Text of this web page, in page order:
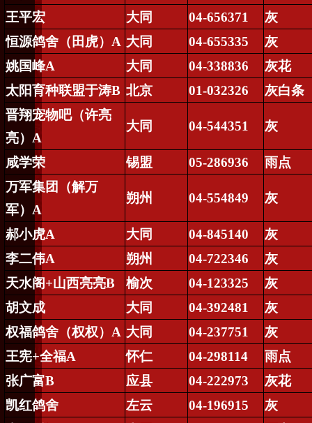
王平宏 大同 04-656371
灰
恒源鸽舍（田虎） A 大同 04-655335
灰
姚国峰A 大同 04-338836
灰花
太阳育种联盟于涛B 北京 01-032326
灰白条
晋翔宠物吧（许亮
亮） A
大同 04-544351 灰
咸学荣 锡盟 05-286936
雨点
万军集团（解万
军） A
朔州 04-554849 灰
郝小虎A 大同 04-845140
灰
李二伟A 朔州 04-722346
灰
天水阁+山西亮亮B 榆次 04-123325
灰
胡文成
大同 04-392481
灰
权福鸽舍（权权） A 大同 04-237751
灰
王宪+全福A 怀仁 04-298114
雨点
张广富B 应县 04-222973
灰花
凯红鸽舍
左云 04-196915
灰